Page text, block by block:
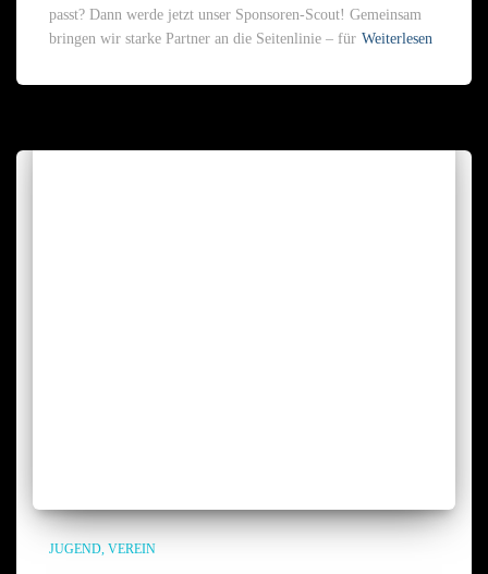
passt? Dann werde jetzt unser Sponsoren-Scout! Gemeinsam
bringen wir starke Partner an die Seitenlinie – für Weiterlesen
JUGEND VEREIN